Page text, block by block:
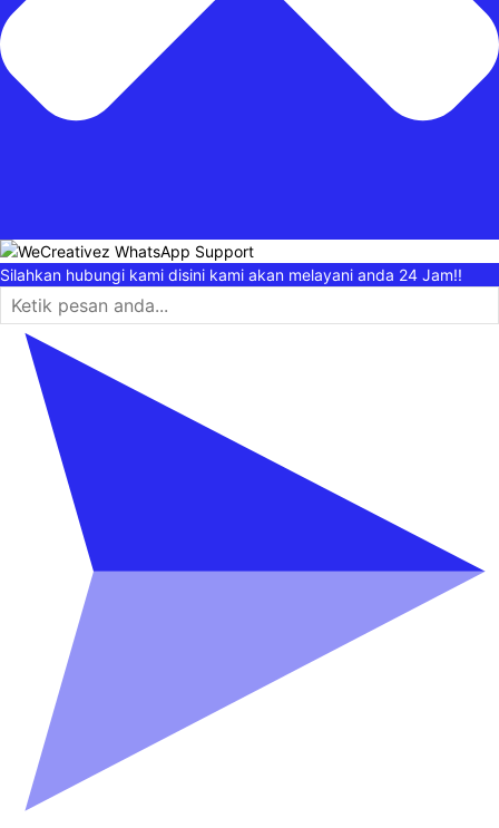
Silahkan hubungi kami disini kami akan melayani anda 24 Jam!!